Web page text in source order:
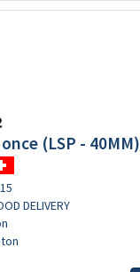
(LSP - 40MM)
DELIVERY